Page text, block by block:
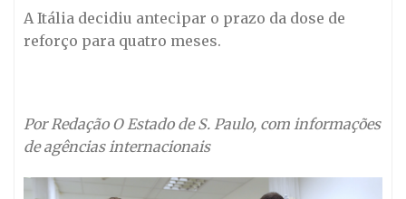
A Itália decidiu antecipar o prazo da dose de
reforço para quatro meses.
Por Redação O Estado de S. Paulo, com informações
de agências internacionais